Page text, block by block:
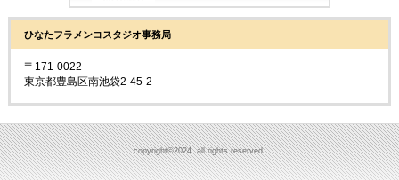
ひなたフラメンコスタジオ事務局
〒171-0022
東京都豊島区南池袋2-45-2
copyright©2024 all rights reserved.